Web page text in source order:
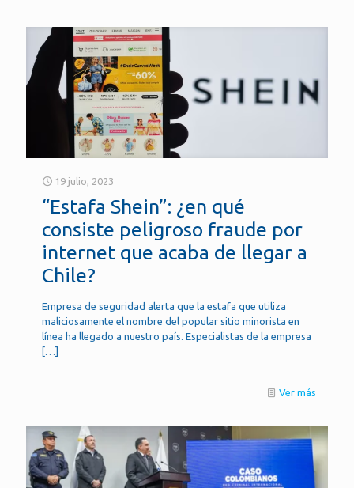
19 julio, 2023
“Estafa Shein”: ¿en qué
consiste peligroso fraude por
internet que acaba de llegar a
Chile?
Empresa de seguridad alerta que la estafa que utiliza
maliciosamente el nombre del popular sitio minorista en
línea ha llegado a nuestro país. Especialistas de la empresa
[…]
Ver más